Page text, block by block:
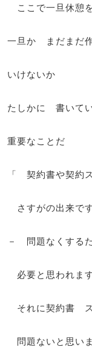
ここで一旦休憩
一旦か まだまだ
いけないか
たしかに 書いて
重要なことだ
「 契約書や契約
さすがの出来で
－ 問題なくする
必要と思われま
それに契約書 ス
問題ないと思い